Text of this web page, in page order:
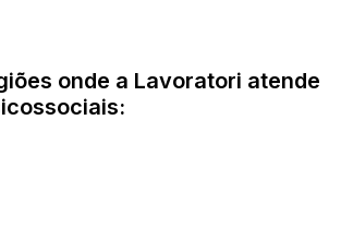
onde a Lavoratori atende